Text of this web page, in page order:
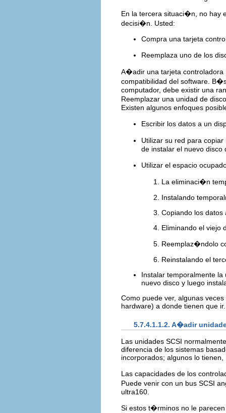
En la tercera situaci�n, no hay
decisi�n. Usted:
Compra una tarjeta
Reemplaza uno de los
A�adir una tarjeta controladora
compatibilidad del software.
computador, debe existir una
Reemplazar una unidad de
Existen algunos enfoques
Escribir los datos a un
Utilizar su red para
de instalar el nuevo disco
Utilizar el espacio
La eliminaci�n
Instalando
Copiando los datos
Eliminando el viejo
Reemplaz�ndolo
Reinstalando el
Instalar temporalmente
nuevo disco y luego
Como puede ver, algunas
hardware) a donde tienen que ir.
5.7.4.1.1.2. A�adir
Las unidades SCSI
diferencia de los sistemas
incorporados; algunos lo
Las capacidades de los
Puede venir con un bus SCSI
ultra160.
Si estos t�rminos no le